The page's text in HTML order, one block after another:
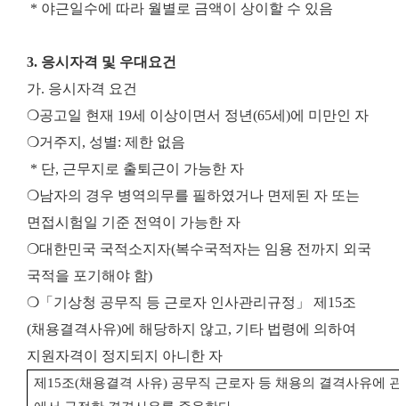
* 야근일수에 따라 월별로 금액이 상이할 수 있음
3. 응시자격 및 우대요건
가. 응시자격 요건
❍공고일 현재 19세 이상이면서 정년(65세)에 미만인 자
❍거주지, 성별: 제한 없음
* 단, 근무지로 출퇴근이 가능한 자
❍남자의 경우 병역의무를 필하였거나 면제된 자 또는
면접시험일 기준 전역이 가능한 자
❍대한민국 국적소지자(복수국적자는 임용 전까지 외국
국적을 포기해야 함)
❍「기상청 공무직 등 근로자 인사관리규정」 제15조
(채용결격사유)에 해당하지 않고, 기타 법령에 의하여
지원자격이 정지되지 아니한 자
제 15조(채용결격 사유) 공무직 근로자 등 채용의 결격사유에